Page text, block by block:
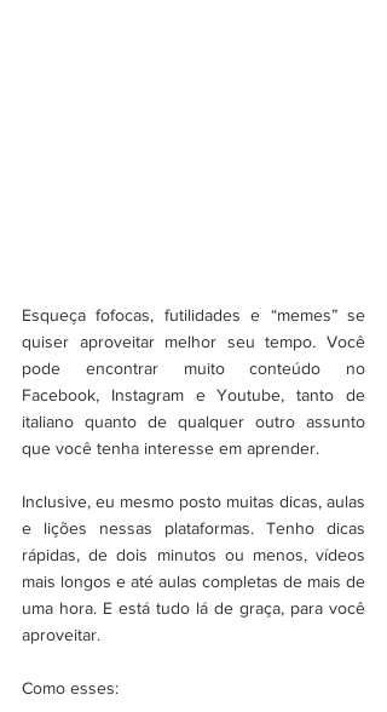
Esqueça fofocas, futilidades e “memes” se
quiser aproveitar melhor seu tempo. Você
pode encontrar muito conteúdo no
Facebook, Instagram e Youtube, tanto de
italiano quanto de qualquer outro assunto
que você tenha interesse em aprender.
Inclusive, eu mesmo posto muitas dicas, aulas
e lições nessas plataformas. Tenho dicas
rápidas, de dois minutos ou menos, vídeos
mais longos e até aulas completas de mais de
uma hora. E está tudo lá de graça, para você
aproveitar.
Como esses: